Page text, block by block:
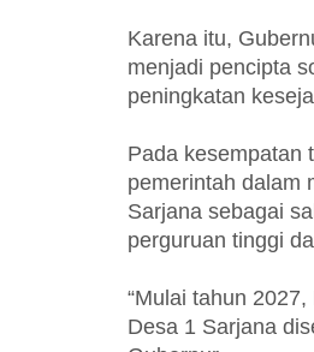
Karena itu,
menjadi pencipta
peningkatan
Pada kesempatan
pemerintah dalam
Sarjana sebagai
perguruan tinggi
“Mulai tahun
Desa 1 Sarjana